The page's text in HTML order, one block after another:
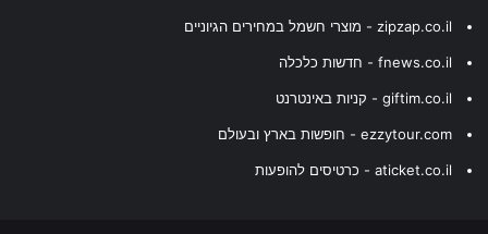
zipzap.co.il - מוצרי חשמל במחירים הגיוניים
fnews.co.il - חדשות כלכלה
giftim.co.il - קניות באינטרנט
ezzytour.com - חופשות בארץ ובעולם
aticket.co.il - כרטיסים להופעות